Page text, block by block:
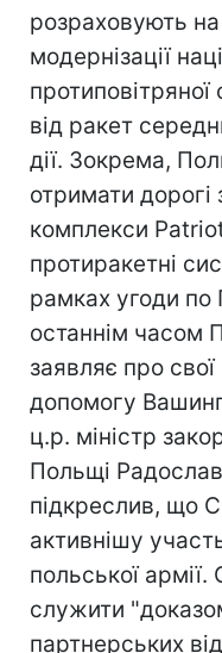
розраховують
модернізації
від ракет
дії. Зокрема,
отримати дорогі
комплекси
протиракетні
рамках угоди
останнім часом
заявляє про свої
допомогу
ц.р. міністр
Польщі
підкреслив, що
активнішу
польської
служити
партнерських